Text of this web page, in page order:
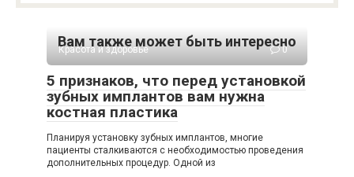
Вам также может быть интересно
Красота и здоровье 0
5 признаков, что перед установкой
зубных имплантов вам нужна
костная пластика
Планируя установку зубных имплантов, многие
пациенты сталкиваются с необходимостью проведения
дополнительных процедур. Одной из